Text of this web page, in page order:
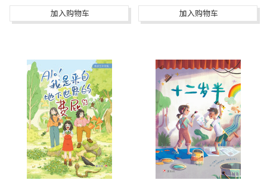
加入购物车
加入购物车